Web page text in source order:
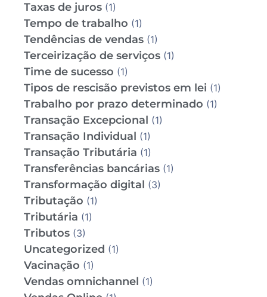
Taxas de juros (1)
Tempo de trabalho (1)
Tendências de vendas (1)
Terceirização de serviços (1)
Time de sucesso (1)
Tipos de rescisão previstos em lei (1)
Trabalho por prazo determinado (1)
Transação Excepcional (1)
Transação Individual (1)
Transação Tributária (1)
Transferências bancárias (1)
Transformação digital (3)
Tributação (1)
Tributária (1)
Tributos (3)
Uncategorized (1)
Vacinação (1)
Vendas omnichannel (1)